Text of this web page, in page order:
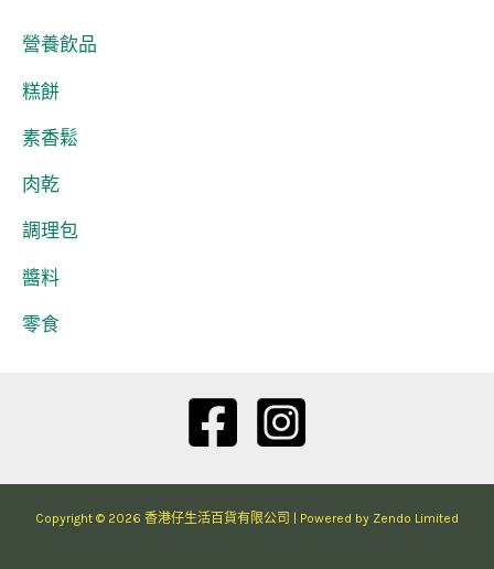
營養飲品
糕餅
素香鬆
肉乾
調理包
醬料
零食
Copyright © 2026 香港仔生活百貨有限公司 | Powered by Zendo Limited